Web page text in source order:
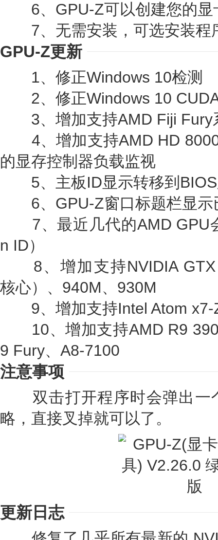
6、GPU-Z可以创建您的显
7、无需安装，可选安装程
GPU-Z更新
1、修正Windows 10检测
2、修正Windows 10
3、增加支持AMD Fiji Fury
4、增加支持AMD HD 8000
的显存控制器负载监视
5、主板ID显示转移到BIOS
6、GPU-Z窗口标题栏显示
7、最近几代的AMD GPU
n ID）
8、增加支持NVIDIA GTX
核心）、940M、930M
9、增加支持Intel Atom x7-
10、增加支持AMD R9
9 Fury、A8-7100
注意事项
双击打开程序时会弹出一
略，直接叉掉就可以了。
更新日志